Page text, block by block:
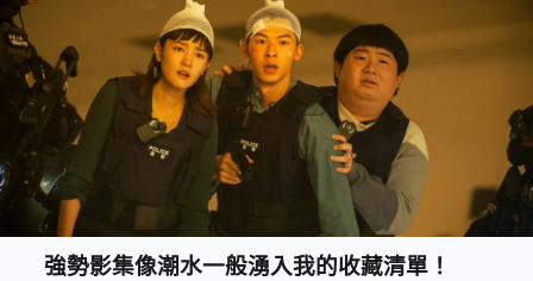
強勢影集像潮水一般湧入我的收藏清單！